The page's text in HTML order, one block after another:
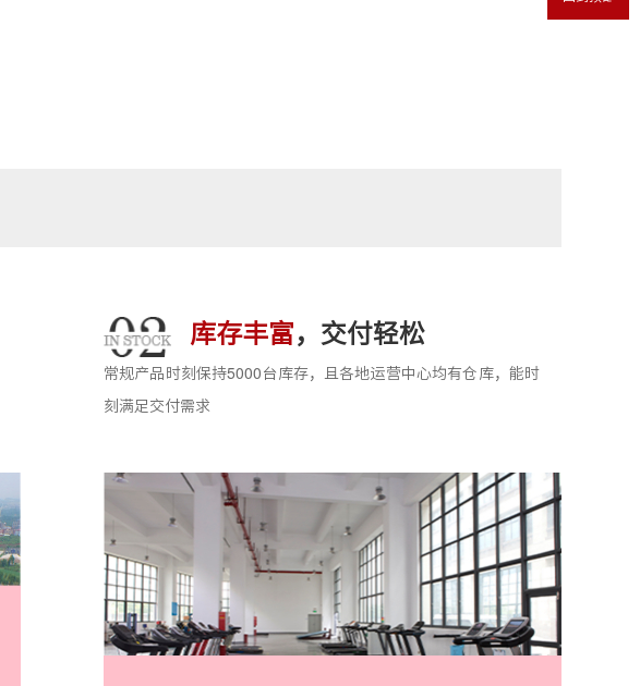
库存丰富 ，交付轻松
常规产品时刻保持5000台库存，且各地运营中心均有仓库，能时
刻满足交付需求